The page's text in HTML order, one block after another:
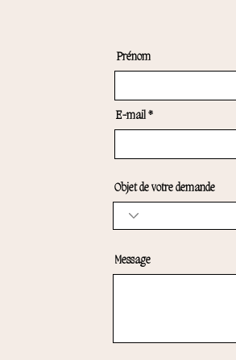
Prénom
E-mail
Objet de votre demande
Message